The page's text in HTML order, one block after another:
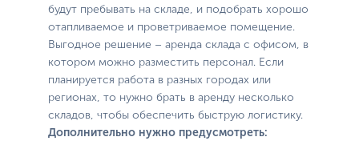
будут пребывать на складе, и подобрать хорошо
отапливаемое и проветриваемое помещение.
Выгодное решение – аренда склада с офисом, в
котором можно разместить персонал. Если
планируется работа в разных городах или
регионах, то нужно брать в аренду несколько
складов, чтобы обеспечить быструю логистику.
Дополнительно нужно предусмотреть: